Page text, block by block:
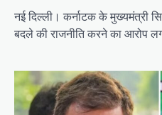
नई दिल्ली। कर्नाटक के मुख्यमंत्री
बदले की राजनीति करने का आरोप